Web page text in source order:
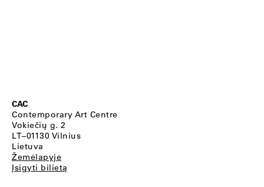
CAC
Contemporary Art Centre
Vokiečių g. 2
LT–01130 Vilnius
Lietuva
Žemėlapyje
Įsigyti bilietą